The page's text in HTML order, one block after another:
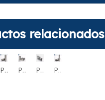
relacionados
Pasador de precisión recto con rosca de un solo lado+0,01/+0,005 mm Pasador roscado sobredimensionado m6 Tolerancia de diámetro MSTM MSTH Pasadores rectos Orificio pasante roscado Un extremo Biselado Un extremo Radiado Tolerancia p6 THS Pasador de alta precisión sobredimensionado +0,002/0 mm Tolerancia de diámetro MSV